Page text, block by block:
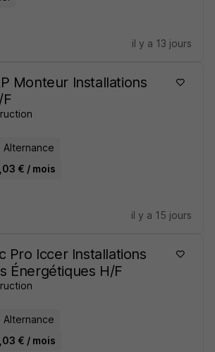
il y a 13 jours
Monteur Installations
Alternance
€ / mois
il y a 15 jours
Pro Iccer Installations
Énergétiques H/F
Alternance
€ / mois